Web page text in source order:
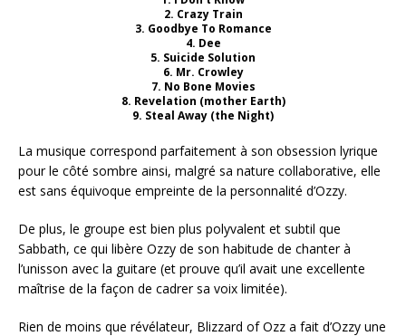
2. Crazy Train
3. Goodbye To Romance
4. Dee
5. Suicide Solution
6. Mr. Crowley
7. No Bone Movies
8. Revelation (mother Earth)
9. Steal Away (the Night)
La musique correspond parfaitement à son obsession lyrique
pour le côté sombre ainsi, malgré sa nature collaborative, elle
est sans équivoque empreinte de la personnalité d’Ozzy.
De plus, le groupe est bien plus polyvalent et subtil que
Sabbath, ce qui libère Ozzy de son habitude de chanter à
l’unisson avec la guitare (et prouve qu’il avait une excellente
maîtrise de la façon de cadrer sa voix limitée).
Rien de moins que révélateur, Blizzard of Ozz a fait d’Ozzy une